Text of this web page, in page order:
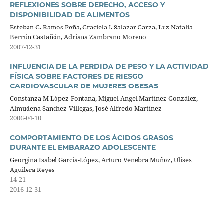
REFLEXIONES SOBRE DERECHO, ACCESO Y
DISPONIBILIDAD DE ALIMENTOS
Esteban G. Ramos Peña, Graciela I. Salazar Garza, Luz Natalia
Berrún Castañón, Adriana Zambrano Moreno
2007-12-31
INFLUENCIA DE LA PERDIDA DE PESO Y LA ACTIVIDAD
FÍSICA SOBRE FACTORES DE RIESGO
CARDIOVASCULAR DE MUJERES OBESAS
Constanza M López-Fontana, Miguel Angel Martínez-González,
Almudena Sanchez-Villegas, José Alfredo Martínez
2006-04-10
COMPORTAMIENTO DE LOS ÁCIDOS GRASOS
DURANTE EL EMBARAZO ADOLESCENTE
Georgina Isabel García-López, Arturo Venebra Muñoz, Ulises
Aguilera Reyes
14-21
2016-12-31